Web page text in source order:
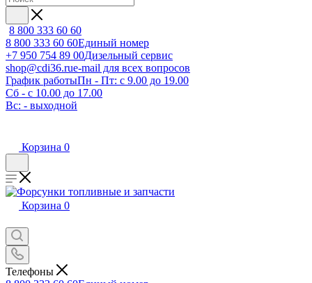
8 800 333 60 60
8 800 333 60 60Единый номер
+7 950 754 89 00Дизельный сервис
shop@cdi36.rue-mail для всех вопросов
График работыПн - Пт: с 9.00 до 19.00
Сб - с 10.00 до 17.00
Вс: - выходной
Корзина 0
Корзина 0
Телефоны